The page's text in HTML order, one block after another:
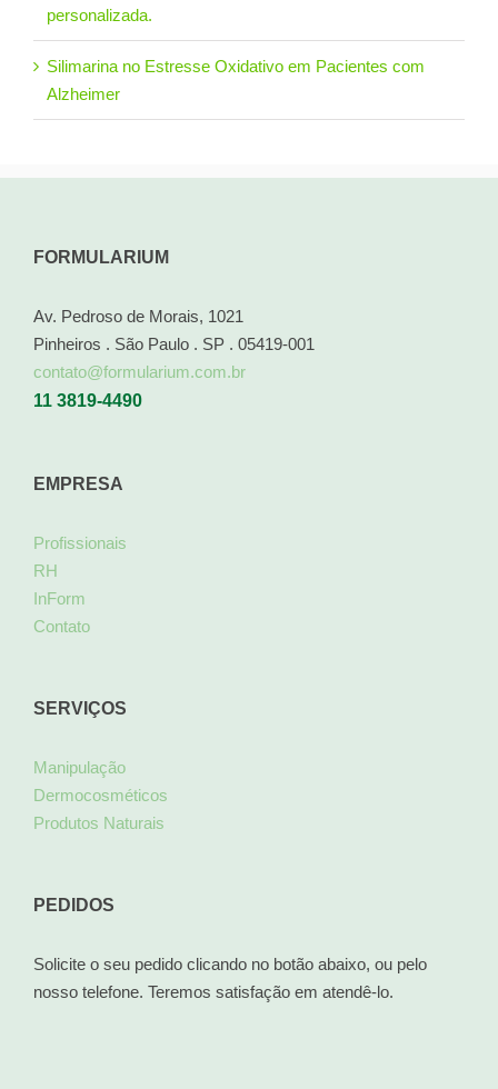
personalizada.
Silimarina no Estresse Oxidativo em Pacientes com
Alzheimer
FORMULARIUM
Av. Pedroso de Morais, 1021
Pinheiros . São Paulo . SP . 05419-001
contato@formularium.com.br
11 3819-4490
EMPRESA
Profissionais
RH
InForm
Contato
SERVIÇOS
Manipulação
Dermocosméticos
Produtos Naturais
PEDIDOS
Solicite o seu pedido clicando no botão abaixo, ou pelo
nosso telefone. Teremos satisfação em atendê-lo.